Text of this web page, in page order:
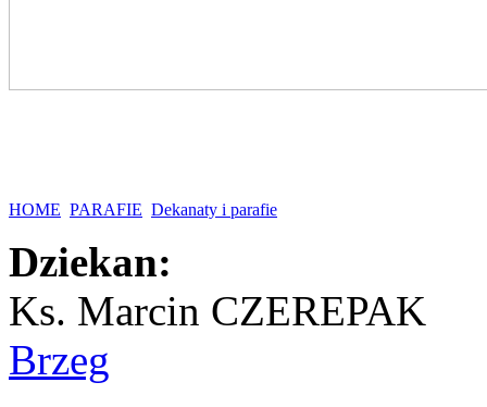
HOME PARAFIE Dekanaty i parafie
Dziekan:
Ks. Marcin CZEREPAK
Brzeg